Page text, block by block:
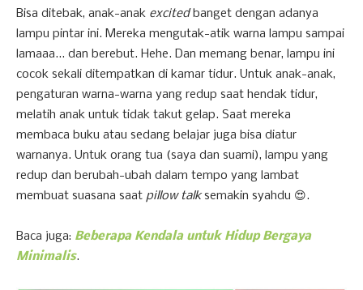
Bisa ditebak, anak-anak excitedbanget dengan adanya
lampu pintar ini. Mereka mengutak-atik warna lampu sampai
lamaaa... dan berebut. Hehe. Dan memang benar, lampu ini
cocok sekali ditempatkan di kamar tidur. Untuk anak-anak,
pengaturan warna-warna yang redup saat hendak tidur,
melatih anak untuk tidak takut gelap. Saat mereka
membaca buku atau sedang belajar juga bisa diatur
warnanya. Untuk orang tua (saya dan suami), lampu yang
redup dan berubah-ubah dalam tempo yang lambat
membuat suasana saat pillow talksemakin syahdu 😍.
Baca juga: Beberapa Kendala untuk Hidup Bergaya
Minimalis.